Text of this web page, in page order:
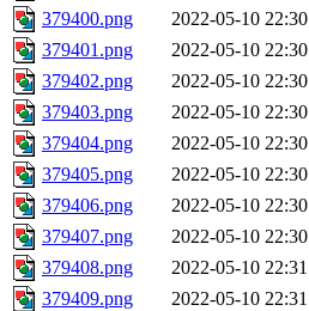
379400.png
2022-05-10 22:30
379401.png
2022-05-10 22:30
379402.png
2022-05-10 22:30
379403.png
2022-05-10 22:30
379404.png
2022-05-10 22:30
379405.png
2022-05-10 22:30
379406.png
2022-05-10 22:30
379407.png
2022-05-10 22:30
379408.png
2022-05-10 22:31
379409.png
2022-05-10 22:31